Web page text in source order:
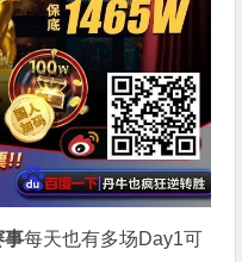
事每天也有多场Day1可